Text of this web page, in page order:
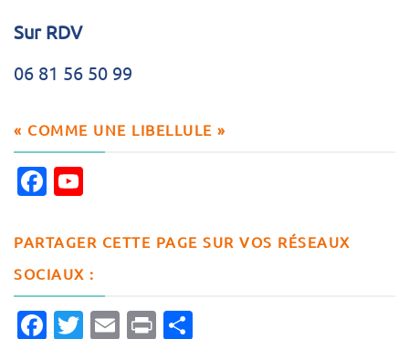
Sur RDV
06 81 56 50 99
« COMME UNE LIBELLULE »
Facebook
PARTAGER CETTE PAGE SUR VOS RÉSEAUX
SOCIAUX :
Facebook
Twitter
EmailPrint